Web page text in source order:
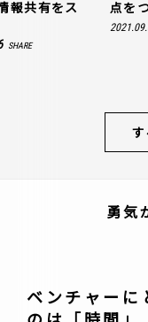
報共有をス
SHARE
点を
勇気
ベンチャーに